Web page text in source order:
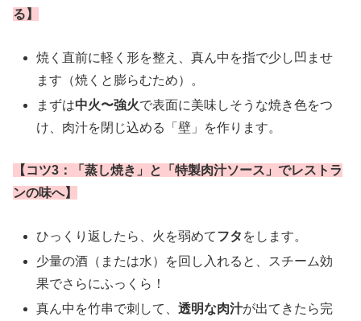
る】
焼く直前に軽く形を整え、真ん中を指で少し凹ませ
ます（焼くと膨らむため）。
まずは中火〜強火で表面に美味しそうな焼き色をつ
け、肉汁を閉じ込める「壁」を作ります。
【コツ3：「蒸し焼き」と「特製肉汁ソース」でレストラ
ンの味へ】
ひっくり返したら、火を弱めてフタ をします。
少量の酒（または水）を回し入れると、スチーム効
果でさらにふっくら！
真ん中を竹串で刺して、透明な肉汁が出てきたら完